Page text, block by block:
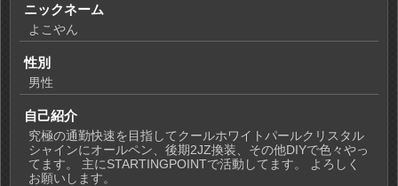
ニックネーム
よこやん
性別
男性
自己紹介
究極の通勤快速を目指してクールホワイトパールクリスタル
シャインにオールペン、後期2JZ換装、その他DIYで色々やっ
てます。 主にSTARTINGPOINTで活動してます。 よろしく
お願いします。